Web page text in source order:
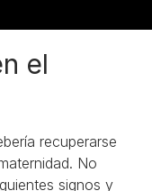
el
recuperarse
No
signos y